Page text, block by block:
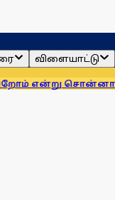
விளையாட்டு
ஆர்பிஐ